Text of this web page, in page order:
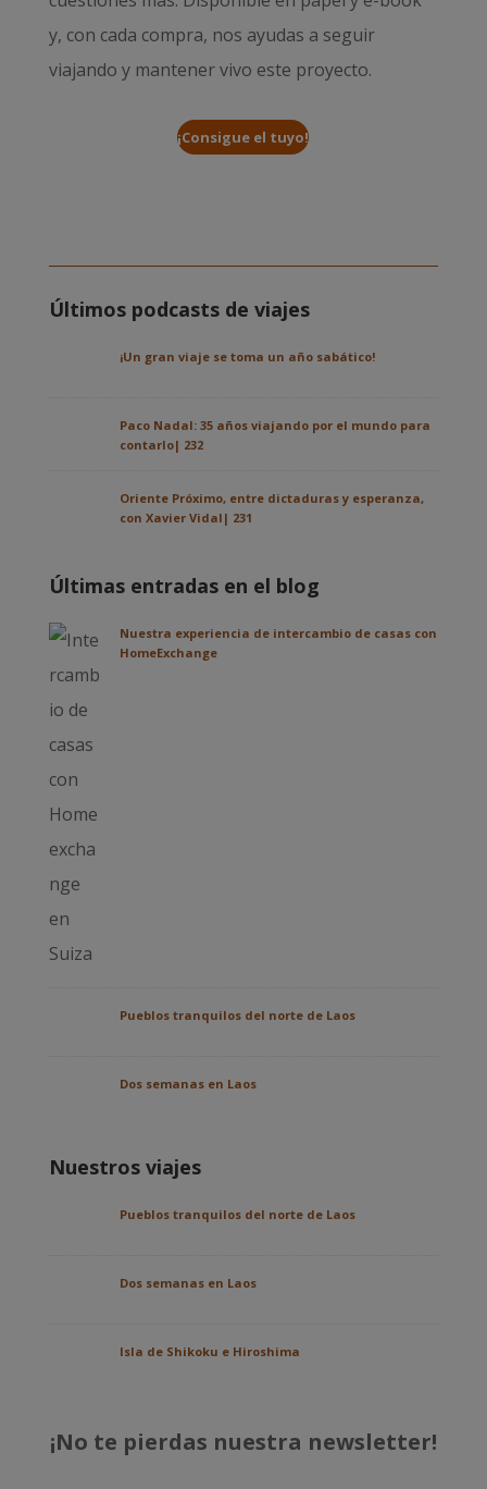
y, con cada compra, nos ayudas a seguir
viajando y mantener vivo este proyecto.
¡Consigue el tuyo!
Últimos podcasts de viajes
¡Un gran viaje se toma un año sabático!
Paco Nadal: 35 años viajando por el mundo para
contarlo| 232
Oriente Próximo, entre dictaduras y esperanza,
con Xavier Vidal| 231
Últimas entradas en el blog
Nuestra experiencia de intercambio de casas con
HomeExchange
Pueblos tranquilos del norte de Laos
Dos semanas en Laos
Nuestros viajes
Pueblos tranquilos del norte de Laos
Dos semanas en Laos
Isla de Shikoku e Hiroshima
¡No te pierdas nuestra newsletter!